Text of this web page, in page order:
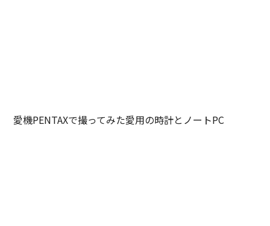
愛機PENTAXで撮ってみた愛用の時計とノートPC